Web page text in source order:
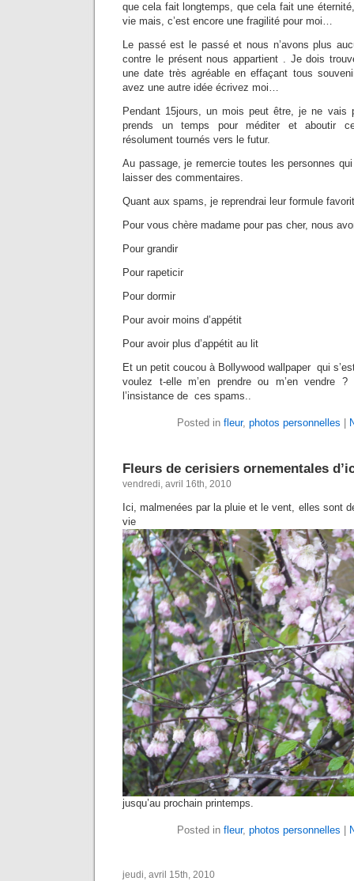
que cela fait longtemps, que cela fait une
vie mais, c’est encore une fragilité pour moi…
Le passé est le passé et nous n’avons plus
contre le présent nous appartient . Je dois
une date très agréable en effaçant tous
avez une autre idée écrivez moi…
Pendant 15jours, un mois peut être, je ne vais
prends un temps pour méditer et aboutir
résolument tournés vers le futur.
Au passage, je remercie toutes les personnes
laisser des commentaires.
Quant aux spams, je reprendrai leur formule
Pour vous chère madame pour pas cher, nous
Pour grandir
Pour rapeticir
Pour dormir
Pour avoir moins d’appétit
Pour avoir plus d’appétit au lit
Et un petit coucou à Bollywood wallpaper qui
voulez t-elle m’en prendre ou m’en vendre
l’insistance de ces spams..
Posted in fleur, photos personnelles
Fleurs de cerisiers ornementales
vendredi, avril 16th, 2010
Ici, malmenées par la pluie et le vent, elles sont
vie
jusqu’au prochain printemps.
Posted in fleur, photos personnelles |
jeudi, avril 15th, 2010